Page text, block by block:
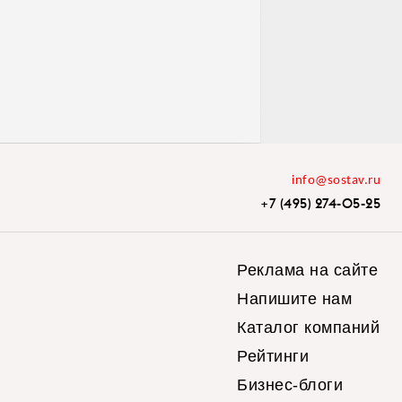
info@sostav.ru
+7 (495) 274-05-25
Реклама на сайте
Напишите нам
Каталог компаний
Рейтинги
Бизнес-блоги